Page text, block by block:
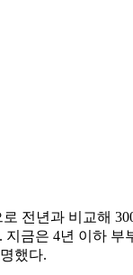
전년과 비교해
금은 4년 이하 부
했다.